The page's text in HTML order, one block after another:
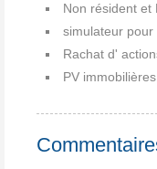
Non résident et
simulateur pour
Rachat d'
PV